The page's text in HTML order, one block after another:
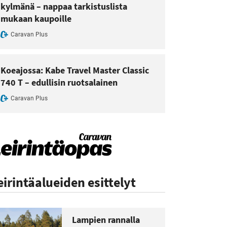
kylmänä – nappaa tarkistuslista
mukaan kaupoille
Caravan Plus
Koeajossa: Kabe Travel Master Classic
740 T – edullisin ruotsalainen
Caravan Plus
esittelyt
Lampien rannalla